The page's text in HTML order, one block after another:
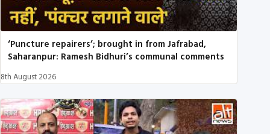
‘Puncture repairers’; brought in from Jafrabad,
Saharanpur: Ramesh Bidhuri’s communal comments
8th August 2026